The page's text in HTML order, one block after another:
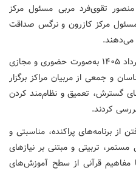
تقوی‌فرد مربی مسئول مرکز
مرکز کازرون و نرگس صداقت
می‌دهند.
نخستین جلسه این کارگروه در ۲۵ خرداد ۱۴۰۵ به‌صورت حضوری و مجازی
و جمعی از مربیان مراکز برگزار
گسترش، تعمیق و نظام‌مند کردن
کردند.
برنامه‌های پراکنده، مناسبتی و
تربیتی و مبتنی بر نیازهای
مفاهیم قرآنی از سطح آموزش‌های